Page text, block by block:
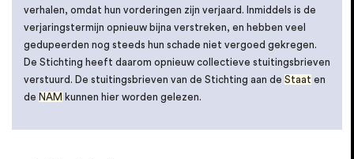
verhalen, omdat hun vorderingen zijn verjaard. Inmiddels is de
verjaringstermijn opnieuw bijna verstreken, en hebben veel
gedupeerden nog steeds hun schade niet vergoed gekregen.
De Stichting heeft daarom opnieuw collectieve stuitingsbrieven
verstuurd. De stuitingsbrieven van de Stichting aan de Staat en
de NAM kunnen hier worden gelezen.